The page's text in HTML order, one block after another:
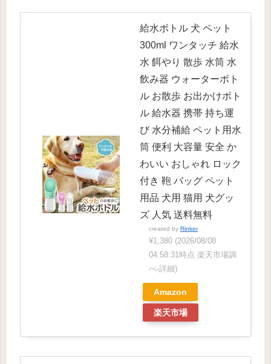
給水ボトル 犬 ペット
300ml ワンタッチ 給水
水 餌やり 散歩 水筒 水
飲み器 ウォーターボト
ル お散歩 お出かけボト
ル 給水器 携帯 持ち運
び 水分補給 ペット用水
筒 便利 大容量 安全 か
わいい おしゃれ ロック
付き 鞄 バッグ ペット
用品 犬用 猫用 犬グッ
ズ 人気 送料無料
created by Rinker
¥1,380 (2026/08/08
04:58:31時点 楽天市場調
べ-詳細)
Amazon
楽天市場